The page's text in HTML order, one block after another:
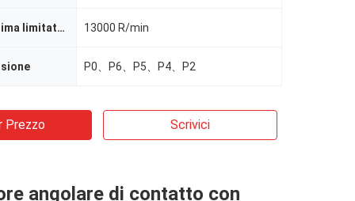
Velocità massima limitata per la lubrificazione con olio 13000 R/min
P0、P6、P5、P4、P2
Prezzo Scrivici
angolare di contatto con